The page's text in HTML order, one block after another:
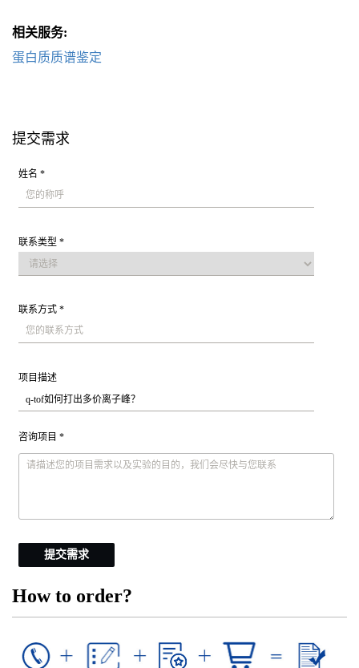
相关服务:
蛋白质质谱鉴定
提交需求
姓名 *
联系类型 *
联系方式 *
项目描述
咨询项目 *
提交需求
How to order?